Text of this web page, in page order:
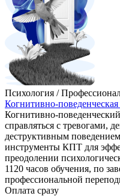
Психология /
Когнитивно-
Когнитивно-
справляться с тревогами,
деструктивным
инструменты КПТ для
преодолении
1120 часов обучения, по
профессиональной
Оплата сразу